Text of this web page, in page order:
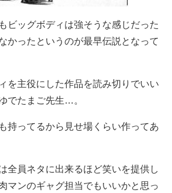
ビッグボディは強そうな感じだった
かったというのが最早伝説となって
を主役にした作品を読み切りでいい
でたまご先生…。
持ってるから見せ場くらい作ってあ
全員ネタに出来るほど笑いを提供し
マンのギャグ担当でもいいかと思っ